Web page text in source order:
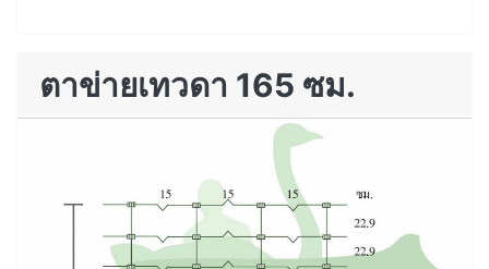
ตาข่ายเทวดา 165 ซม.